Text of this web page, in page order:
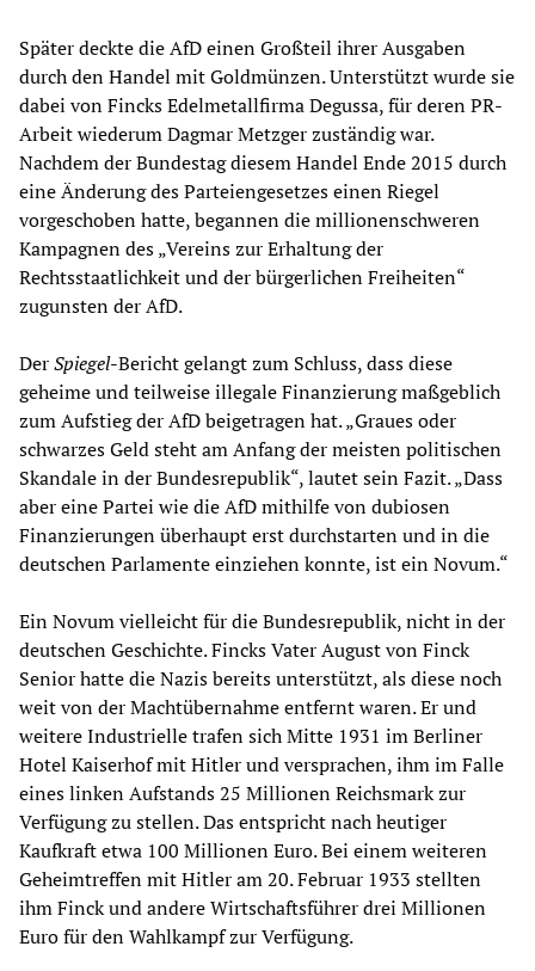
Später deckte die AfD einen Großteil ihrer Ausgaben
durch den Handel mit Goldmünzen. Unterstützt wurde sie
dabei von Fincks Edelmetallfirma Degussa, für deren PR-
Arbeit wiederum Dagmar Metzger zuständig war.
Nachdem der Bundestag diesem Handel Ende 2015 durch
eine Änderung des Parteiengesetzes einen Riegel
vorgeschoben hatte, begannen die millionenschweren
Kampagnen des „Vereins zur Erhaltung der
Rechtsstaatlichkeit und der bürgerlichen Freiheiten“
zugunsten der AfD.
DerSpiegel-Bericht gelangt zum Schluss, dass diese
geheime und teilweise illegale Finanzierung maßgeblich
zum Aufstieg der AfD beigetragen hat. „Graues oder
schwarzes Geld steht am Anfang der meisten politischen
Skandale in der Bundesrepublik“, lautet sein Fazit. „Dass
aber eine Partei wie die AfD mithilfe von dubiosen
Finanzierungen überhaupt erst durchstarten und in die
deutschen Parlamente einziehen konnte, ist ein Novum.“
Ein Novum vielleicht für die Bundesrepublik, nicht in der
deutschen Geschichte. Fincks Vater August von Finck
Senior hatte die Nazis bereits unterstützt, als diese noch
weit von der Machtübernahme entfernt waren. Er und
weitere Industrielle trafen sich Mitte 1931 im Berliner
Hotel Kaiserhof mit Hitler und versprachen, ihm im Falle
eines linken Aufstands 25 Millionen Reichsmark zur
Verfügung zu stellen. Das entspricht nach heutiger
Kaufkraft etwa 100 Millionen Euro. Bei einem weiteren
Geheimtreffen mit Hitler am 20. Februar 1933 stellten
ihm Finck und andere Wirtschaftsführer drei Millionen
Euro für den Wahlkampf zur Verfügung.